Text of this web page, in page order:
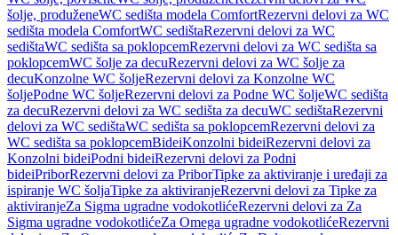
šolje, produženeWC sedišta modela ComfortRezervni delovi za WC
sedišta modela ComfortWC sedištaRezervni delovi za WC
sedištaWC sedišta sa poklopcemRezervni delovi za WC sedišta sa
poklopcemWC šolje za decuRezervni delovi za WC šolje za
decuKonzolne WC šoljeRezervni delovi za Konzolne WC
šoljePodne WC šoljeRezervni delovi za Podne WC šoljeWC sedišta
za decuRezervni delovi za WC sedišta za decuWC sedištaRezervni
delovi za WC sedištaWC sedišta sa poklopcemRezervni delovi za
WC sedišta sa poklopcemBideiKonzolni bideiRezervni delovi za
Konzolni bideiPodni bideiRezervni delovi za Podni
bideiPriborRezervni delovi za PriborTipke za aktiviranje i uređaji za
ispiranje WC šoljaTipke za aktiviranjeRezervni delovi za Tipke za
aktiviranjeZa Sigma ugradne vodokotlićeRezervni delovi za Za
Sigma ugradne vodokotlićeZa Omega ugradne vodokotlićeRezervni